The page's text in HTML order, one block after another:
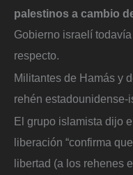
palestinos a cambio
Gobierno israelí
respecto.
Militantes de Hamás y
rehén
El grupo islamista dijo
liberación “confirma
libertad (a los rehenes